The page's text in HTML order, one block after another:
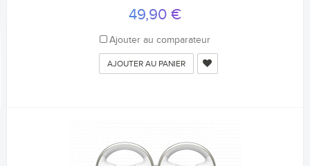
49,90 €
Ajouter au comparateur
AJOUTER AU PANIER